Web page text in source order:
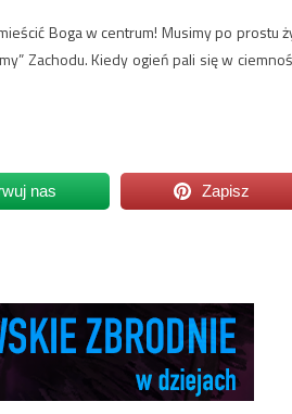
Boga w centrum! Musimy po prostu
Zachodu. Kiedy ogień pali się w
nas Zapisz